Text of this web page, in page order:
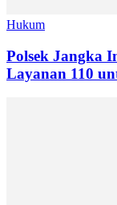
Hukum
Polsek Jangka
Layanan 110